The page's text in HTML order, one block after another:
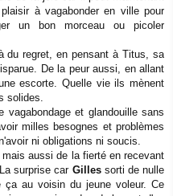
à vagabonder en ville pour
un bon morceau ou picoler
du regret, en pensant à Titus, sa
De la peur aussi, en allant
escorte. Quelle vie ils mènent
solides.
vagabondage et glandouille sans
milles besognes et problèmes
ni obligations ni soucis.
aussi de la fierté en recevant
surprise car Gillessorti de nulle
ça au voisin du jeune voleur. Ce